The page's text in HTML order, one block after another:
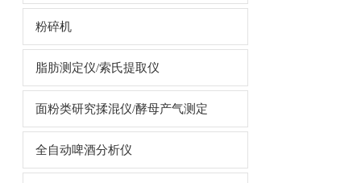
粉碎机
脂肪测定仪/索氏提取仪
面粉类研究揉混仪/酵母产气测定
全自动啤酒分析仪